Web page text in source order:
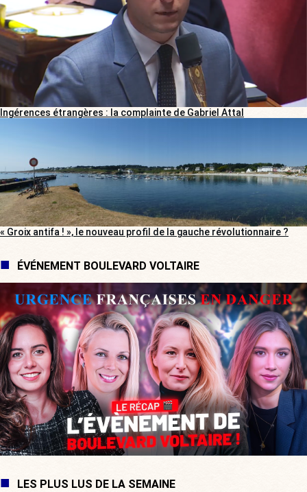
Ingérences étrangères : la complainte de Gabriel Attal
« Groix antifa ! », le nouveau profil de la gauche révolutionnaire ?
ÉVÉNEMENT BOULEVARD VOLTAIRE
LES PLUS LUS DE LA SEMAINE